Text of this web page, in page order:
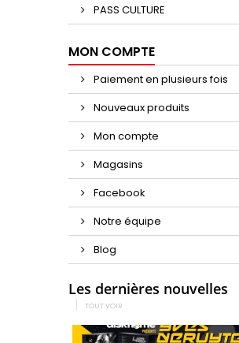
PASS CULTURE
MON COMPTE
Paiement en plusieurs fois
Nouveaux produits
Mon compte
Magasins
Facebook
Notre équipe
Blog
Les dernières nouvelles
TOUT VOIR